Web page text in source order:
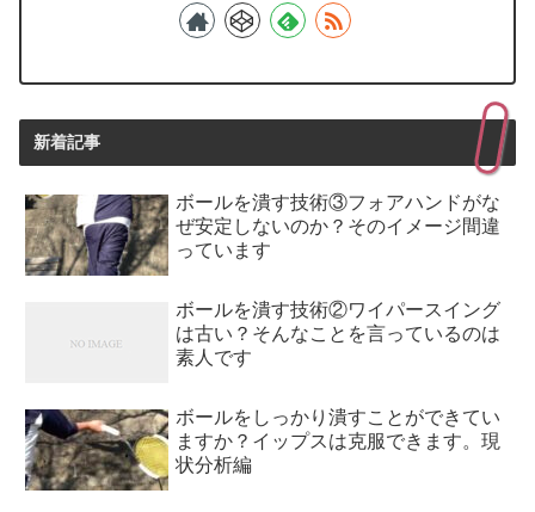
新着記事
ボールを潰す技術③フォアハンドがな
ぜ安定しないのか？そのイメージ間違
っています
ボールを潰す技術②ワイパースイング
は古い？そんなことを言っているのは
素人です
ボールをしっかり潰すことができてい
ますか？イップスは克服できます。現
状分析編